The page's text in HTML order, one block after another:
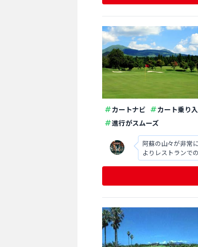
カートナビ カート乗り
進行がスムーズ
阿蘇の山々が非常
よりレストランで